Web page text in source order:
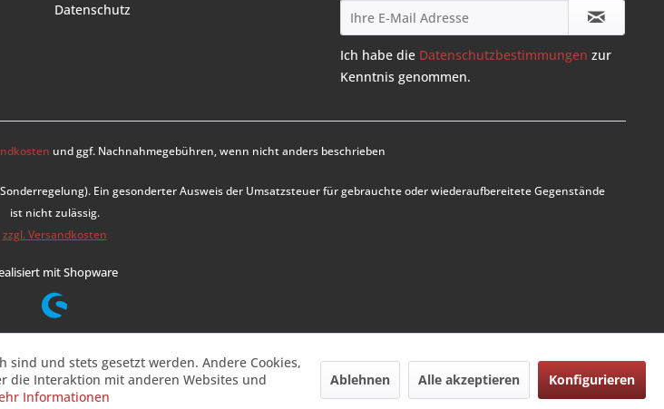
Datenschutz
Ich habe die Datenschutzbestimmungen zur
Kenntnis genommen.
und ggf. Nachnahmegebühren, wenn nicht anders beschrieben
Ein gesonderter Ausweis der Umsatzsteuer für gebrauchte oder wiederaufbereitete Gegenstände
ist nicht zulässig.
zzgl. Versandkosten
mit Shopware
und stets gesetzt werden. Andere Cookies,
die Interaktion mit anderen Websites und
Informationen
Ablehnen Alle akzeptieren Konfigurieren